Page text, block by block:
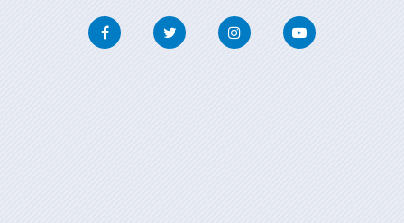
FacebookTwitter InstagramYoutube